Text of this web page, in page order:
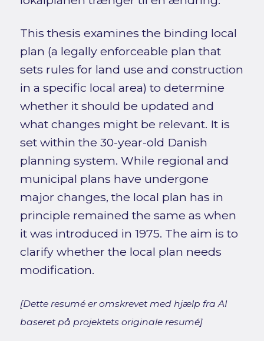
This thesis examines the binding local
plan (a legally enforceable plan that
sets rules for land use and construction
in a specific local area) to determine
whether it should be updated and
what changes might be relevant. It is
set within the 30-year-old Danish
planning system. While regional and
municipal plans have undergone
major changes, the local plan has in
principle remained the same as when
it was introduced in 1975. The aim is to
clarify whether the local plan needs
modification.
[Dette resumé er omskrevet med hjælp fra AI
baseret på projektets originale resumé]